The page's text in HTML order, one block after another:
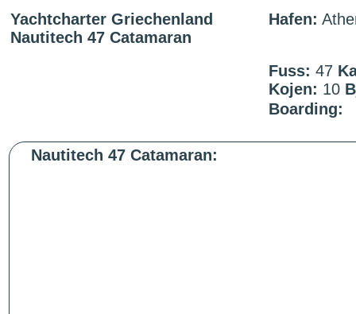
Yachtcharter Griechenland
Nautitech 47 Catamaran
Hafen:
Fuss: 47
Kojen: 10
Boarding:
Nautitech 47 Catamaran: